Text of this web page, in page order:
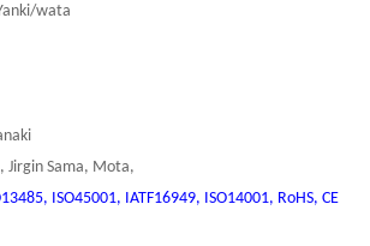
wata
Jirgin Sama, Mota,
ISO45001, IATF16949, ISO14001, RoHS, CE